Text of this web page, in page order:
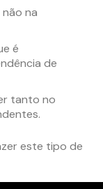
na
é
de
tanto no
este tipo de